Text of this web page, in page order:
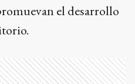
el desarrollo